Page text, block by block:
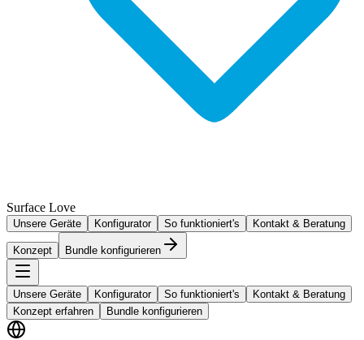
Surface Love
Unsere Geräte Konfigurator So funktioniert's Kontakt & Beratung
Konzept Bundle konfigurieren
Unsere Geräte Konfigurator So funktioniert's
Kontakt & Beratung
Konzept erfahren
Bundle konfigurieren